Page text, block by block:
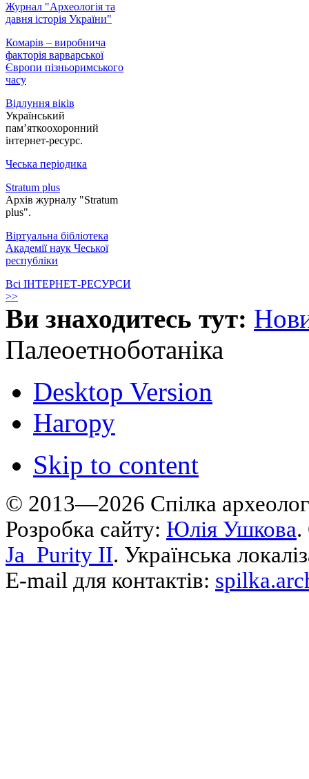
Журнал "Археологія та
давня історія України"
Комарів – виробнича
факторія варварської
Європи пізньоримського
часу
Відлуння віків
Український
пам’яткоохоронний
інтернет-ресурс.
Чеська періодика
Stratum plus
Архів журналу "Stratum
plus".
Віртуальна бібліотека
Академії наук Чеської
республіки
Всі ІНТЕРНЕТ-РЕСУРСИ
>>
Ви знаходитесь тут:
Палеоетноботаніка
Desktop Version
Нагору
Skip to content
© 2013—2026 Cпілка
Розробка сайту: Юлія Ушкова.
Ja_Purity II. Українська
E-mail для контактів: